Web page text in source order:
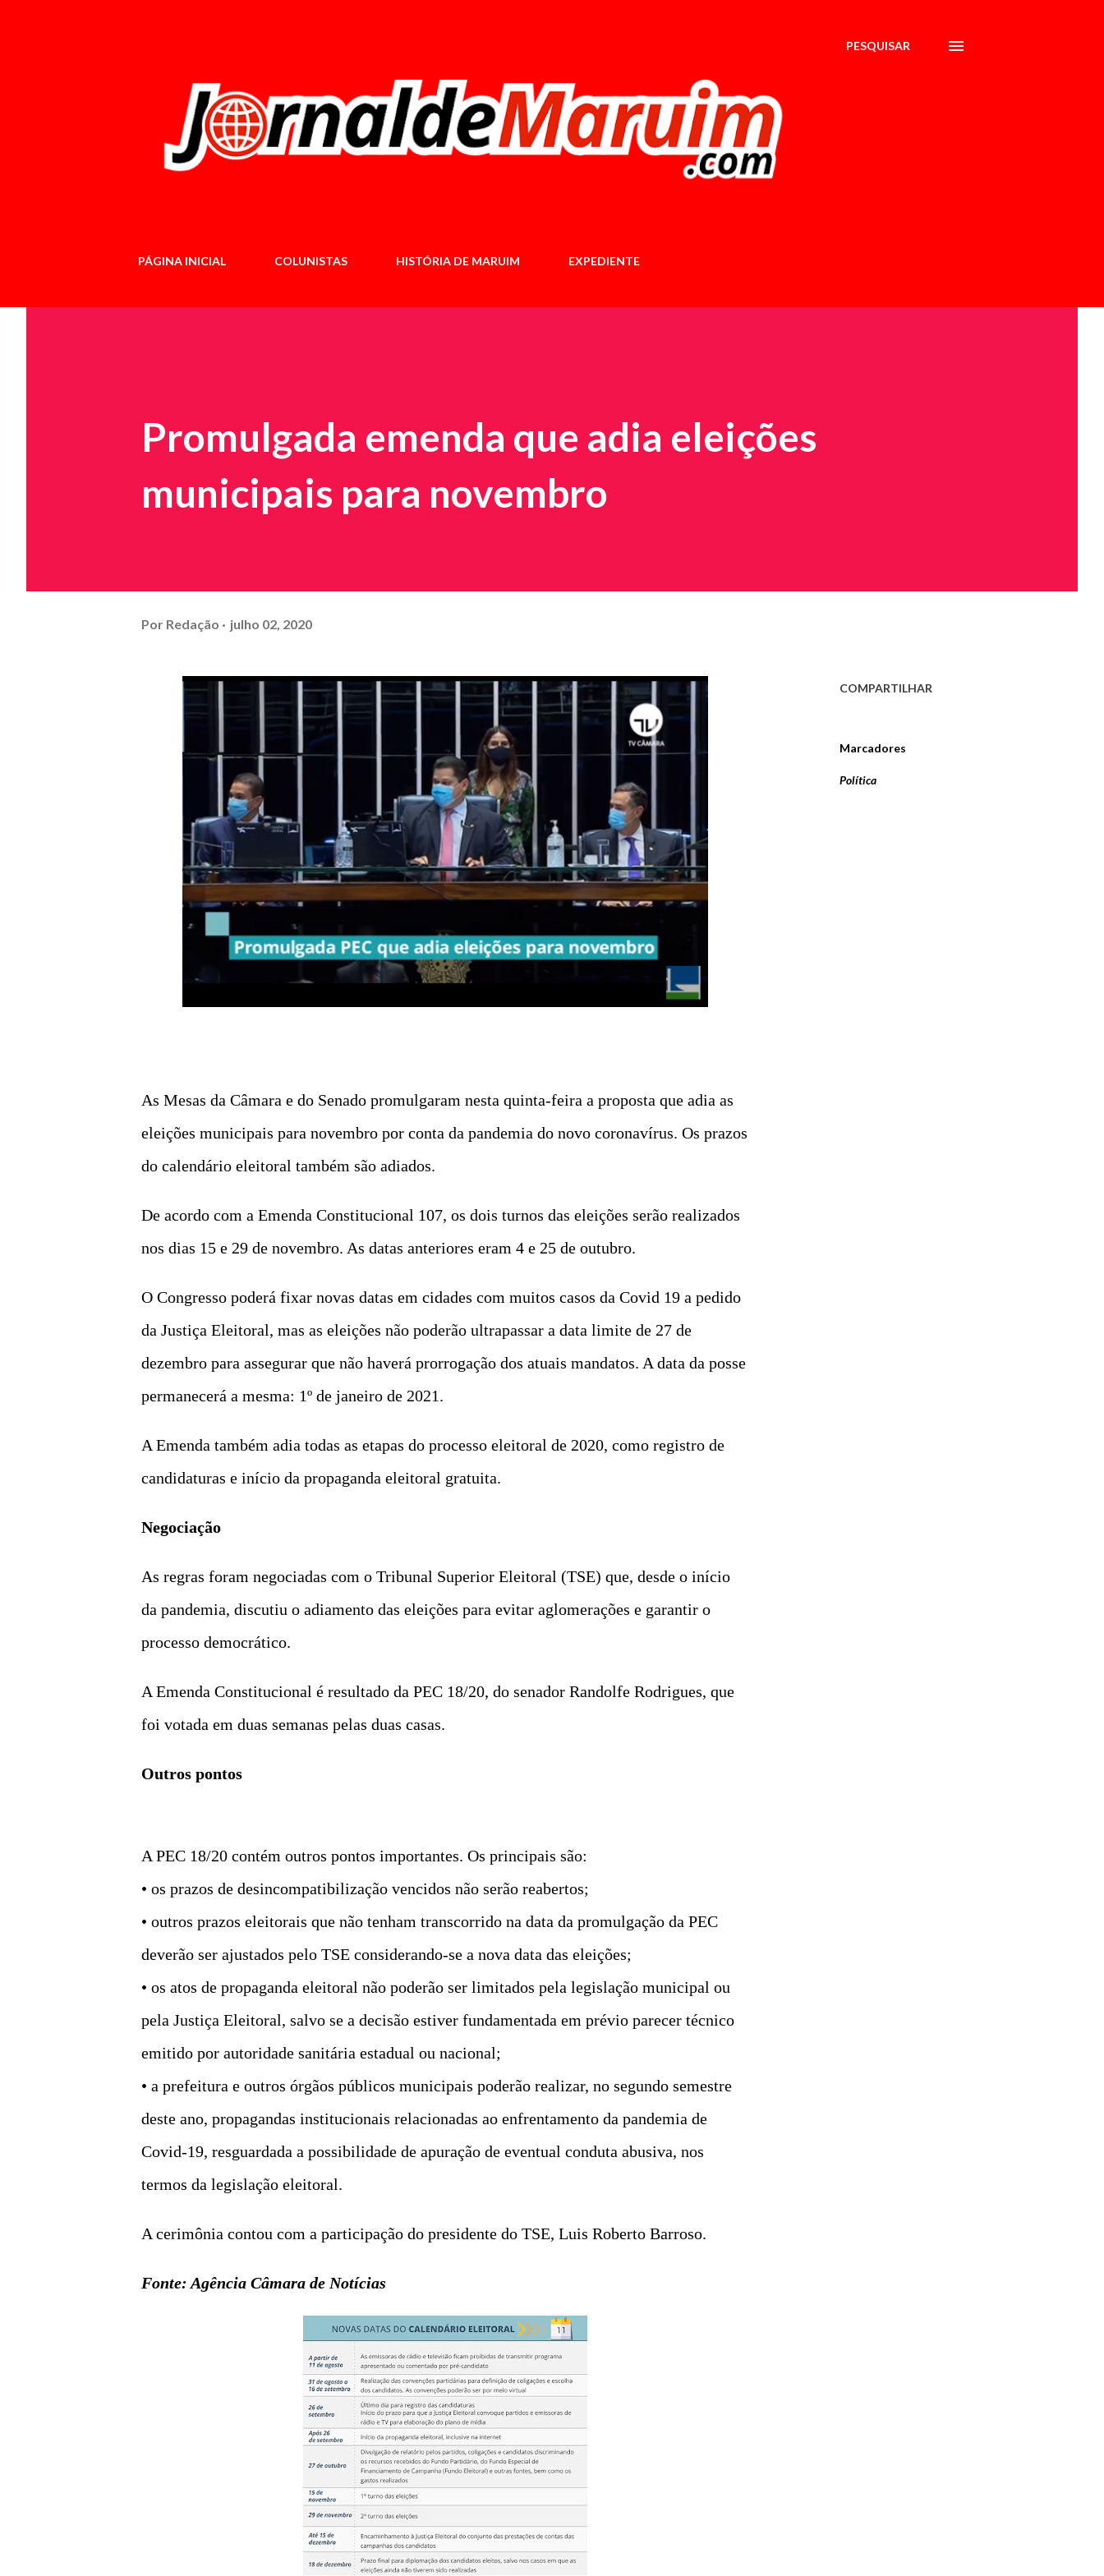
PESQUISAR
PÁGINA INICIAL COLUNISTAS HISTÓRIA DE MARUIM EXPEDIENTE
Promulgada emenda que adia eleições
municipais para novembro
Por Redação julho 02, 2020
As Mesas da Câmara e do Senado promulgaram nesta quinta-feira a proposta que adia as
eleições municipais para novembro por conta da pandemia do novo coronavírus. Os prazos
do calendário eleitoral também são adiados.
De acordo com a Emenda Constitucional 107, os dois turnos das eleições serão realizados
nos dias 15 e 29 de novembro. As datas anteriores eram 4 e 25 de outubro.
O Congresso poderá fixar novas datas em cidades com muitos casos da Covid 19 a pedido
da Justiça Eleitoral, mas as eleições não poderão ultrapassar a data limite de 27 de
dezembro para assegurar que não haverá prorrogação dos atuais mandatos. A data da posse
permanecerá a mesma: 1º de janeiro de 2021.
A Emenda também adia todas as etapas do processo eleitoral de 2020, como registro de
candidaturas e início da propaganda eleitoral gratuita.
Negociação
As regras foram negociadas com o Tribunal Superior Eleitoral (TSE) que, desde o início
da pandemia, discutiu o adiamento das eleições para evitar aglomerações e garantir o
processo democrático.
A Emenda Constitucional é resultado da PEC 18/20, do senador Randolfe Rodrigues, que
foi votada em duas semanas pelas duas casas.
Outros pontos
A PEC 18/20 contém outros pontos importantes. Os principais são:
• os prazos de desincompatibilização vencidos não serão reabertos;
• outros prazos eleitorais que não tenham transcorrido na data da promulgação da PEC
deverão ser ajustados pelo TSE considerando-se a nova data das eleições;
• os atos de propaganda eleitoral não poderão ser limitados pela legislação municipal ou
pela Justiça Eleitoral, salvo se a decisão estiver fundamentada em prévio parecer técnico
emitido por autoridade sanitária estadual ou nacional;
• a prefeitura e outros órgãos públicos municipais poderão realizar, no segundo semestre
deste ano, propagandas institucionais relacionadas ao enfrentamento da pandemia de
Covid-19, resguardada a possibilidade de apuração de eventual conduta abusiva, nos
termos da legislação eleitoral.
A cerimônia contou com a participação do presidente do TSE, Luis Roberto Barroso.
Fonte: Agência Câmara de Notícias
COMPARTILHAR
Marcadores
Política